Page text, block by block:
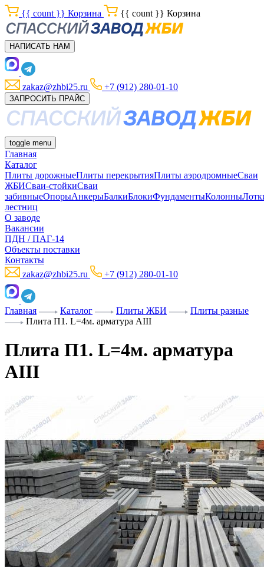
{{ count }} Корзина {{ count }} Корзина
НАПИСАТЬ НАМ
zakaz@zhbi25.ru +7 (912) 280-01-10
ЗАПРОСИТЬ ПРАЙС
toggle menu
Главная
Каталог
Плиты дорожныеПлиты перекрытияПлиты аэродромныеСваи
ЖБИСваи-стойкиСваи
забивныеОпорыАнкерыБалкиБлокиФундаментыКолонны
лестниц
О заводе
Вакансии
ПДН / ПАГ-14
Объекты поставки
Контакты
zakaz@zhbi25.ru
+7 (912) 280-01-10
Главная Каталог Плиты ЖБИ
Плиты разные
Плита П1. L=4м. арматура AIII
Плита П1. L=4м. арматура
AIII